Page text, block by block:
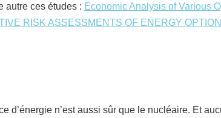
autre ces études : Economic Analysis of Various
RISK ASSESSMENTS OF ENERGY
d’énergie n’est aussi sûr que le nucléaire. Et